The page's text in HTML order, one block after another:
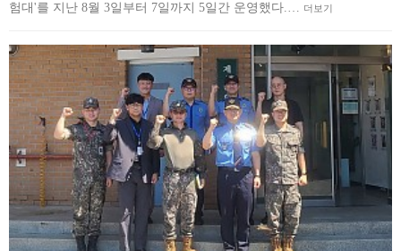
험대'​를 지난 8월 3일부터 7일까지 5일간 운영했다.… 더보기